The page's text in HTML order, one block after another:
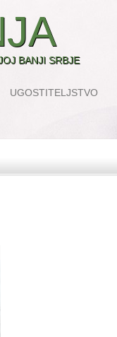
BANJI SRBJE
UGOSTITELJSTVO